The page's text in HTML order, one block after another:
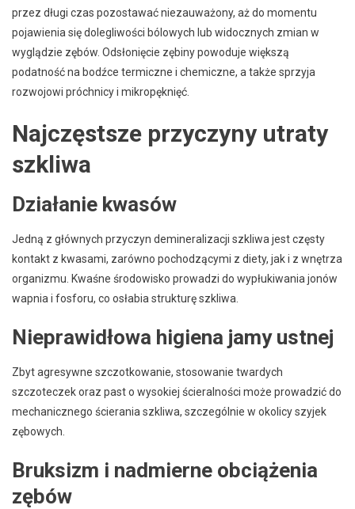
przez długi czas pozostawać niezauważony, aż do momentu
pojawienia się dolegliwości bólowych lub widocznych zmian w
wyglądzie zębów. Odsłonięcie zębiny powoduje większą
podatność na bodźce termiczne i chemiczne, a także sprzyja
rozwojowi próchnicy i mikropęknięć.
Najczęstsze przyczyny utraty
szkliwa
Działanie kwasów
Jedną z głównych przyczyn demineralizacji szkliwa jest częsty
kontakt z kwasami, zarówno pochodzącymi z diety, jak i z wnętrza
organizmu. Kwaśne środowisko prowadzi do wypłukiwania jonów
wapnia i fosforu, co osłabia strukturę szkliwa.
Nieprawidłowa higiena jamy ustnej
Zbyt agresywne szczotkowanie, stosowanie twardych
szczoteczek oraz past o wysokiej ścieralności może prowadzić do
mechanicznego ścierania szkliwa, szczególnie w okolicy szyjek
zębowych.
Bruksizm i nadmierne obciążenia
zębów